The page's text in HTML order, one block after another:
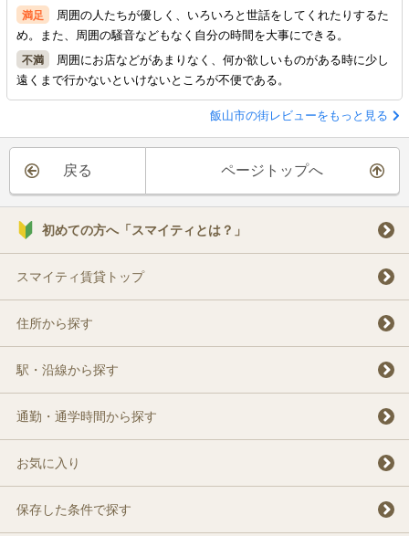
周囲の人たちが優しく、いろいろと世話をしてくれたりするた
め。また、周囲の騒音などもなく自分の時間を大事にできる。
周囲にお店などがあまりなく、何か欲しいものがある時に少し
遠くまで行かないといけないところが不便である。
飯山市の街レビューをもっと見る
戻る ページトップへ
初めての方へ「スマイティとは？」
スマイティ賃貸トップ
住所から探す
駅・沿線から探す
通勤・通学時間から探す
お気に入り
保存した条件で探す